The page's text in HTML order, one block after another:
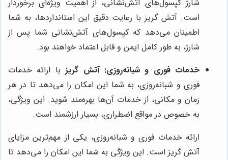
شارژ کپسول‌های آتش‌نشانی، از اهمیت ویژه‌ای برخوردار
است. آتش گریز با رعایت دقیق این استانداردها، به شما
اطمینان می‌دهد که کپسول‌های آتش‌نشانی شما پس از
شارژ، به طور کامل ایمن و قابل اعتماد خواهند بود.
خدمات فوری و شبانه‌روزی: آتش گریزبا ارائه خدمات
فوری و شبانه‌روزی، به شما این امکان را می‌دهد تا در هر
زمان و مکانی، از خدمات آن‌ها بهره‌مند شوید. این ویژگی،
به خصوص در مواقع اضطراری، بسیار ارزشمند است.
ارائه خدمات فوری و شبانه‌روزی، یکی از مهم‌ترین مزایای
آتش گریز است. این ویژگی به شما این امکان را می‌دهد تا